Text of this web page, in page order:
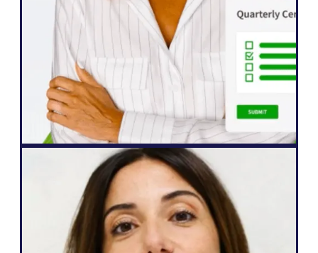
del pubblico internazionale, ora più
propenso che mai a interagire con i nostri
contenuti".
John Springli
Responsabile Senior del Sito Web
Web Agency